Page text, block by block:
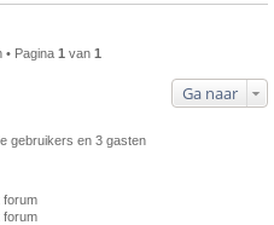
• Pagina 1 van 1
Ga naar
gebruikers en 3 gasten
forum
forum